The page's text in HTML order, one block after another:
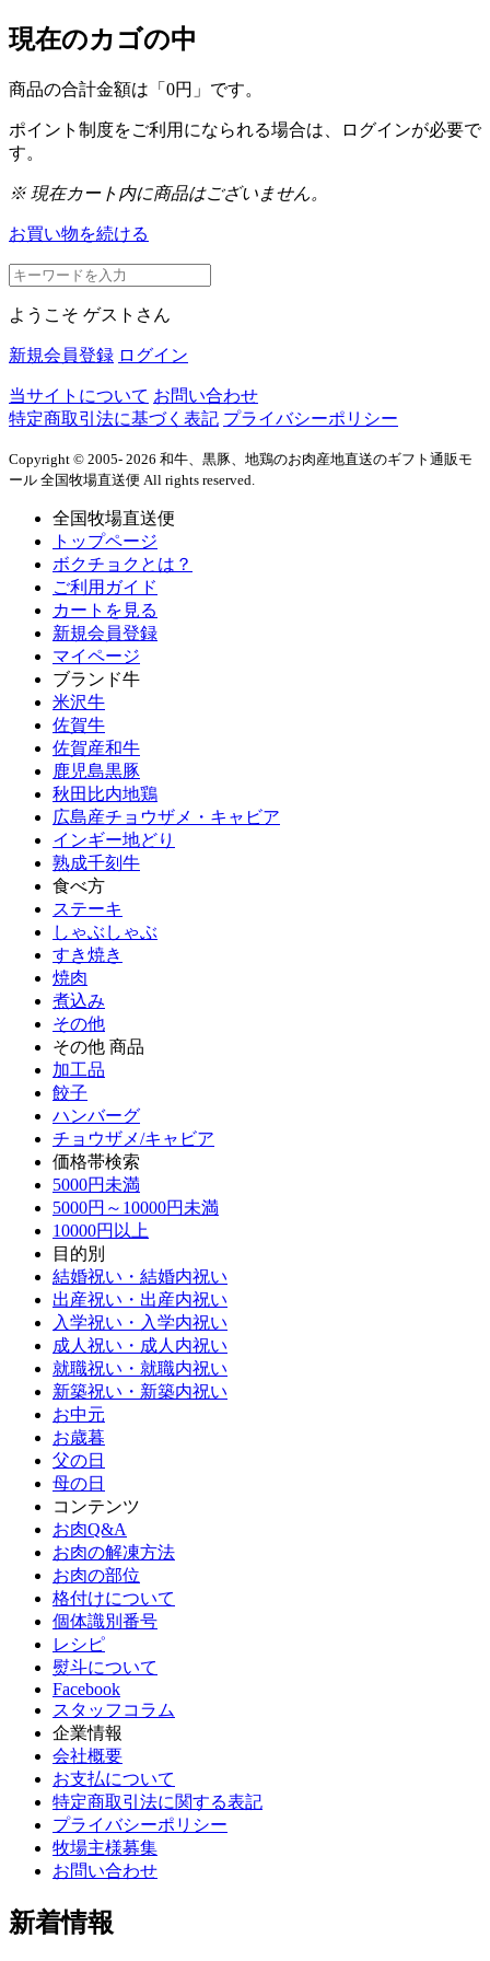
現在のカゴの中
商品の合計金額は「 0円 」です。
ポイント制度をご利用になられる場合は、ログインが必要で
す。
※ 現在カート内に商品はございません。
お買い物を続ける
ようこそ ゲストさん
新規会員登録 ログイン
当サイトについて お問い合わせ
特定商取引法に基づく表記 プライバシーポリシー
Copyright © 2005- 2026 和牛、黒豚、地鶏のお肉産地直送のギフト通販モ
ール 全国牧場直送便 All rights reserved.
全国牧場直送便
トップページ
ボクチョクとは？
ご利用ガイド
カートを見る
新規会員登録
マイページ
ブランド牛
米沢牛
佐賀牛
佐賀産和牛
鹿児島黒豚
秋田比内地鶏
広島産チョウザメ・キャビア
インギー地どり
熟成千刻牛
食べ方
ステーキ
しゃぶしゃぶ
すき焼き
焼肉
煮込み
その他
その他 商品
加工品
餃子
ハンバーグ
チョウザメ/キャビア
価格帯検索
5000円未満
5000円～10000円未満
10000円以上
目的別
結婚祝い・結婚内祝い
出産祝い・出産内祝い
入学祝い・入学内祝い
成人祝い・成人内祝い
就職祝い・就職内祝い
新築祝い・新築内祝い
お中元
お歳暮
父の日
母の日
コンテンツ
お肉Q&A
お肉の解凍方法
お肉の部位
格付けについて
個体識別番号
レシピ
熨斗について
Facebook
スタッフコラム
企業情報
会社概要
お支払について
特定商取引法に関する表記
プライバシーポリシー
牧場主様募集
お問い合わせ
新着情報